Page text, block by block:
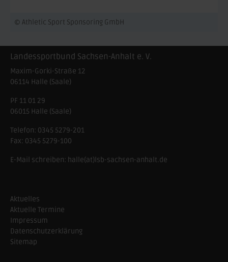
© Athletic Sport Sponsoring GmbH
Landessportbund Sachsen-Anhalt e. V.
Maxim-Gorki-Straße 12
06114 Halle (Saale)
PF 11 01 29
06015 Halle (Saale)
Telefon: 0345 5279-201
Fax: 0345 5279-100
E-Mail schreiben: halle(at)lsb-sachsen-anhalt.de
Aktuelles
Aktuelle Termine
Impressum
Datenschutzerklärung
Sitemap